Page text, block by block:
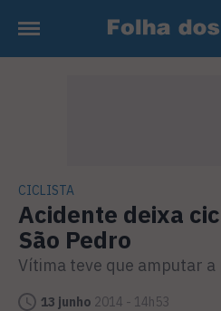
CICLISTA
Acidente deixa
São Pedro
Vítima teve que amputar a
13 junho 2014 - 14h53